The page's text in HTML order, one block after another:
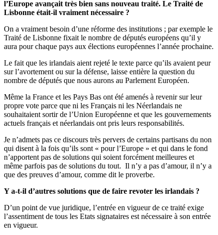
l’Europe avançait très bien sans nouveau traité. Le Traité de
Lisbonne était-il vraiment nécessaire ?
On a vraiment besoin d’une réforme des institutions ; par exemple le
Traité de Lisbonne fixait le nombre de députés européens qu’il y
aura pour chaque pays aux élections européennes l’année prochaine.
Le fait que les irlandais aient rejeté le texte parce qu’ils avaient peur
sur l’avortement ou sur la défense, laisse entière la question du
nombre de députés que nous aurons au Parlement Européen.
Même la France et les Pays Bas ont été amenés à revenir sur leur
propre vote parce que ni les Français ni les Néerlandais ne
souhaitaient sortir de l’Union Européenne et que les gouvernements
actuels français et néerlandais ont pris leurs responsabilités.
Je n’admets pas ce discours très pervers de certains partisans du non
qui disent à la fois qu’ils sont « pour l’Europe » et qui dans le fond
n’apportent pas de solutions qui soient forcément meilleures et
même parfois pas de solutions du tout. Il n’y a pas d’amour, il n’y a
que des preuves d’amour, comme dit le proverbe.
Y a-t-il d’autres solutions que de faire revoter les irlandais ?
D’un point de vue juridique, l’entrée en vigueur de ce traité exige
l’assentiment de tous les Etats signataires est nécessaire à son entrée
en vigueur.